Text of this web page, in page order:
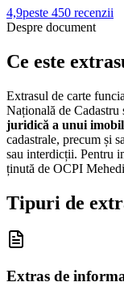
4,9peste 450 recenzii
Despre document
Ce este
Extrasul de carte
Națională de
juridică a unui imobil
cadastrale, precum și
sau interdicții. Pentru
ținută de OCPI
Tipuri de
Extras de